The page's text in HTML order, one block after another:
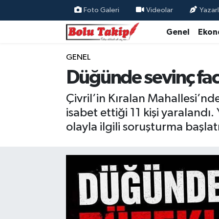
Foto Galeri Videolar
Genel
GENEL
Düğünde sevinç
Çivril’in Kıralan
isabet ettiği 11 kişi
olayla ilgili soruşturma